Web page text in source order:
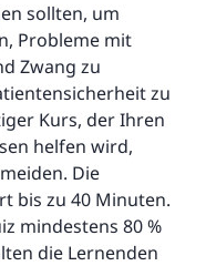
sollten, um
Probleme mit
Zwang zu
zu
Kurs, der Ihren
helfen wird,
Die
bis zu 40 Minuten.
mindestens 80 %
die Lernenden